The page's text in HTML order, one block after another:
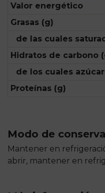
Valor energético
Grasas (g)
de las cuales
Hidratos de carbono
de los cuales
Proteínas (g)
Modo de
Mantener en
abrir, mantener en